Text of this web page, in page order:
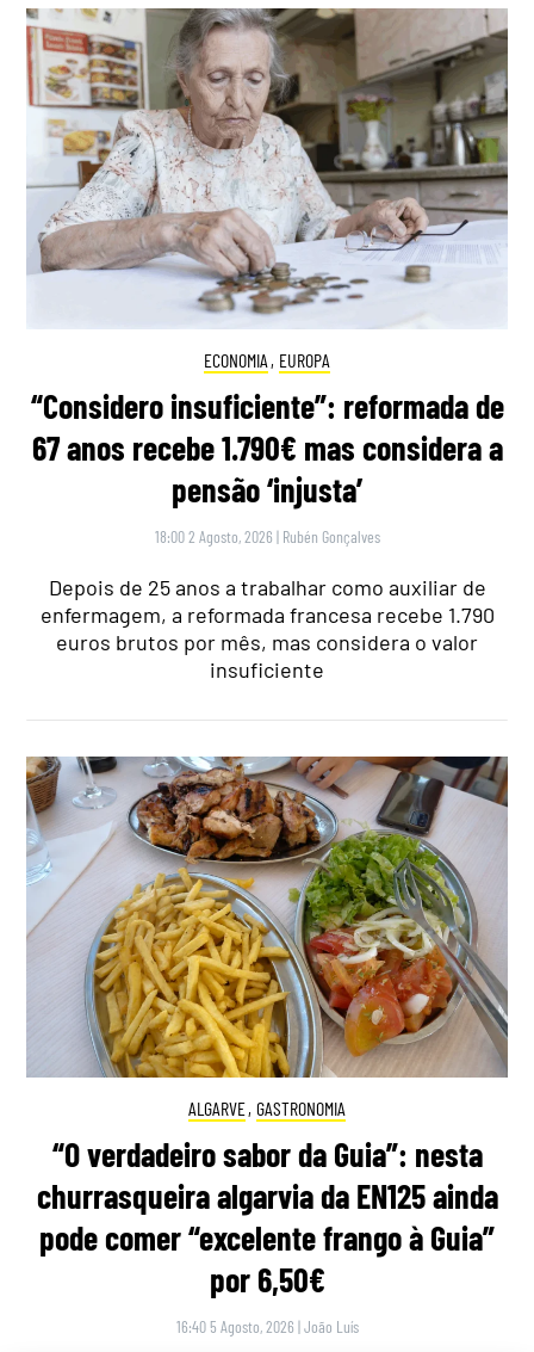
ECONOMIA , EUROPA
“Considero insuficiente”: reformada de
67 anos recebe 1.790€ mas considera a
pensão ‘injusta’
18:00 2 Agosto, 2026 | Rubén Gonçalves
Depois de 25 anos a trabalhar como auxiliar de
enfermagem, a reformada francesa recebe 1.790
euros brutos por mês, mas considera o valor
insuficiente
ALGARVE, GASTRONOMIA
“O verdadeiro sabor da Guia”: nesta
churrasqueira algarvia da EN125 ainda
pode comer “excelente frango à Guia”
por 6,50€
16:40 5 Agosto, 2026 |João Luís